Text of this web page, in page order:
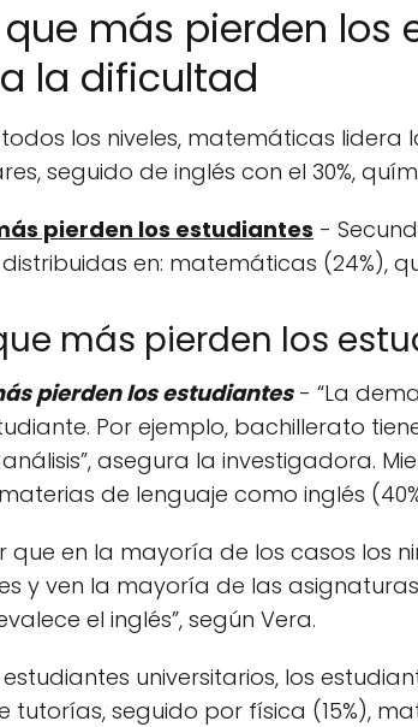
más pierden
la dificultad
los niveles, matemáticas
seguido de inglés con el 30%,
pierden los estudiantes -
en: matemáticas (24%),
más pierden los
pierden los estudiantes- “La
Por ejemplo, bachillerato
asegura la investigadora.
de lenguaje como inglés
que en la mayoría de los casos los
y ven la mayoría de las
el inglés”, según Vera.
universitarios, los
tutorías, seguido por física (15%),